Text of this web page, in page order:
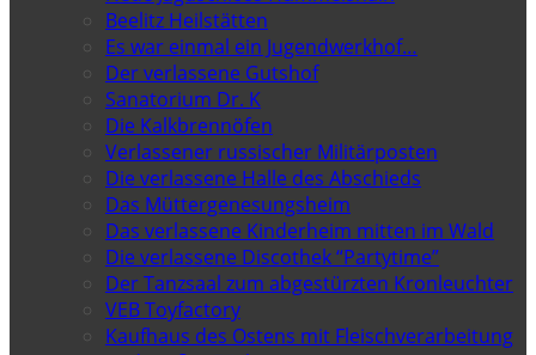
Beelitz Heilstätten
Es war einmal ein Jugendwerkhof…
Der verlassene Gutshof
Sanatorium Dr. K
Die Kalkbrennöfen
Verlassener russischer Militärposten
Die verlassene Halle des Abschieds
Das Müttergenesungsheim
Das verlassene Kinderheim mitten im Wald
Die verlassene Discothek “Partytime”
Der Tanzsaal zum abgestürzten Kronleuchter
VEB Toyfactory
Kaufhaus des Ostens mit Fleischverarbeitung